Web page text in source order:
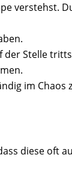
verstehst.
der Stelle
im Chaos
diese oft